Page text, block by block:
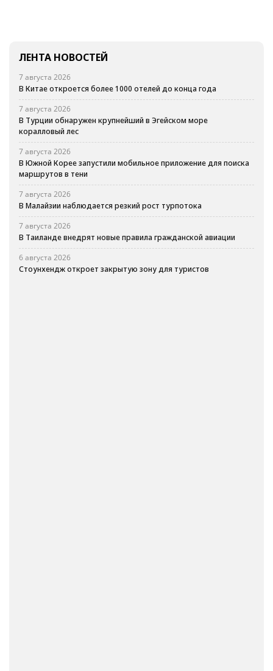
ЛЕНТА НОВОСТЕЙ
7 августа 2026
В Китае откроется более 1000 отелей до конца года
7 августа 2026
В Турции обнаружен крупнейший в Эгейском море
коралловый лес
7 августа 2026
В Южной Корее запустили мобильное приложение для поиска
маршрутов в тени
7 августа 2026
В Малайзии наблюдается резкий рост турпотока
7 августа 2026
В Таиланде внедрят новые правила гражданской авиации
6 августа 2026
Стоунхендж откроет закрытую зону для туристов